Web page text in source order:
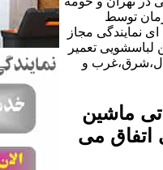
توسط
نمایندگی مجاز
لباسشویی تعمیر
و
ماشین
اتفاق می